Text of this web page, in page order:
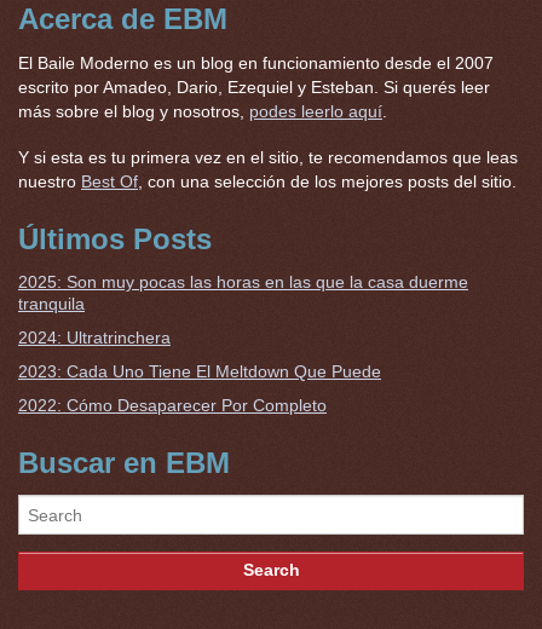
Acerca de EBM
El Baile Moderno es un blog en funcionamiento desde el 2007
escrito por Amadeo, Dario, Ezequiel y Esteban. Si querés leer
más sobre el blog y nosotros, podes leerlo aquí
Y si esta es tu primera vez en el sitio, te recomendamos que leas
nuestro Best Of , con una selección de los mejores posts del sitio.
Últimos Posts
2025: Son muy pocas las horas en las que la casa duerme
tranquila
2024: Ultratrinchera
2023: Cada Uno Tiene El Meltdown Que Puede
2022: Cómo Desaparecer Por Completo
Buscar en EBM